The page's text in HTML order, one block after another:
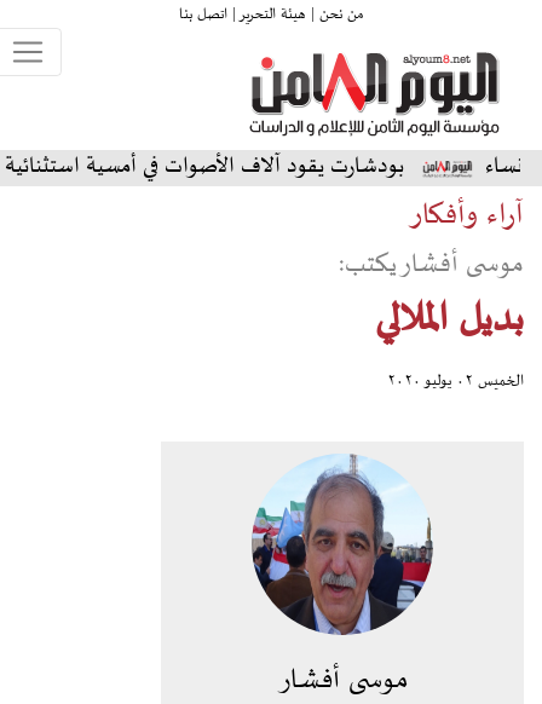
من نحن | هيئة التحرير |اتصل بنا
بودشارت يقود آلاف الأصوات في أمسية استثنائية على المسرح
آراء وأفكار
موسى أفشار يكتب:
بديل الملالي
الخميس ٠٢ يوليو ٢٠٢٠
موسى أفشار